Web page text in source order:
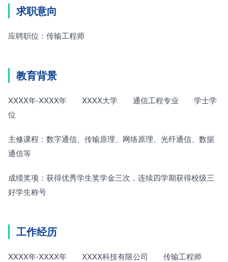
求职意向
应聘职位：传输工程师
教育背景
XXXX年-XXXX年　　XXXX大学　　通信工程专业　　学士学
位
主修课程：数字通信、传输原理、网络原理、光纤通信、数据
通信等
成绩奖项：获得优秀学生奖学金三次，连续四学期获得校级三
好学生称号
工作经历
XXXX年-XXXX年　　XXXX科技有限公司　　传输工程师